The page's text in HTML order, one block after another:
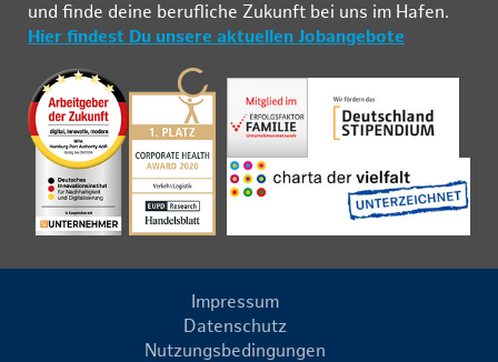
und fin­de deine be­ruf­li­che Zu­kunft bei uns im Ha­fen.
Hier findest Du unsere aktuellen Jobangebote
Impressum
Datenschutz
Nutzungsbedingungen